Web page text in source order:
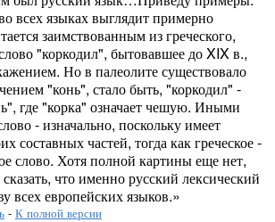
всех языках выглядит примерно
заимствованным из греческого,
"коркодил", бытовавшее до XIX в.,
Но в палеолите существовало
"конь", стало быть, "коркодил" -
где "корка" означает чешую. Иными
- изначально, поскольку имеет
составных частей, тогда как греческое -
слово. Хотя полной картины еще нет,
что именно русский лексический
всех европейских языков.»
- К полной версии